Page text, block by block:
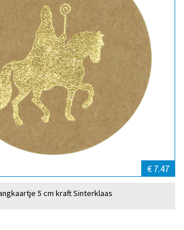
€ 7.47
5 cm kraft Sinterklaas